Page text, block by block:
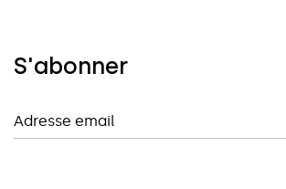
S'abonner
Adresse email